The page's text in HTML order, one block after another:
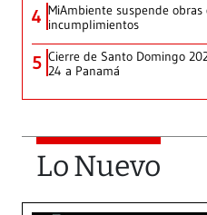
4 MiAmbiente suspende
incumplimientos
5 Cierre de Santo Domingo
24 a Panamá
Lo Nuevo